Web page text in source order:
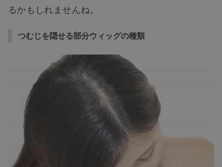
るかもしれませんね。
つむじを隠せる部分ウィッグの種類